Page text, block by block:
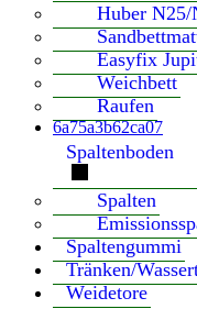
Huber N25/
Easyfix
Weichbett
Raufen
6a75a3b62ca07
Spaltenboden
Spalten
Spaltengummi
Tränken/
Weidetore